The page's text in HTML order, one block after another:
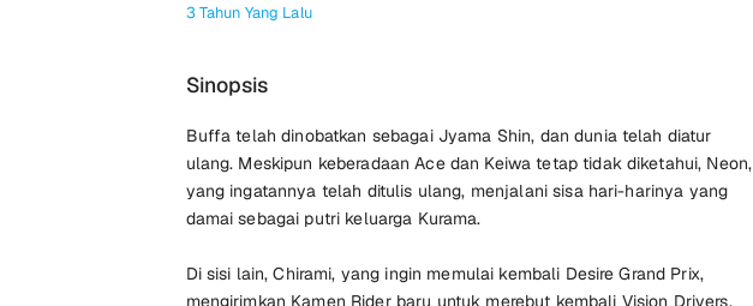
3 Tahun Yang Lalu
Sinopsis
Buffa telah dinobatkan sebagai Jyama Shin, dan dunia telah diatur
ulang. Meskipun keberadaan Ace dan Keiwa tetap tidak diketahui, Neon,
yang ingatannya telah ditulis ulang, menjalani sisa hari-harinya yang
damai sebagai putri keluarga Kurama.
Di sisi lain, Chirami, yang ingin memulai kembali Desire Grand Prix,
mengirimkan Kamen Rider baru untuk merebut kembali Vision Drivers.